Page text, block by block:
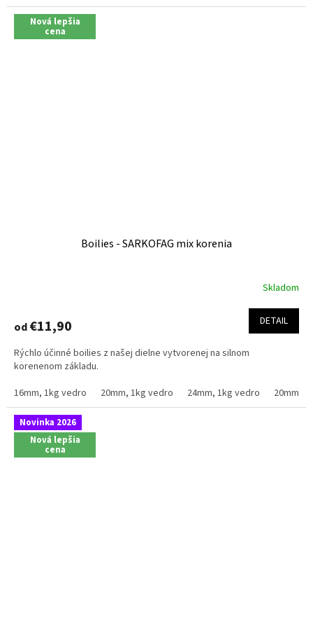
Nová lepšia
cena
Boilies - SARKOFAG mix korenia
je
z
5
Skladom
od€11,90 DETAIL
Rýchlo účinné boilies z našej dielne vytvorenej na silnom
korenenom základu.
16mm, 1kg vedro
20mm, 1kg vedro 24mm, 1kg vedro 20mm,
Novinka 2026
Nová lepšia
cena